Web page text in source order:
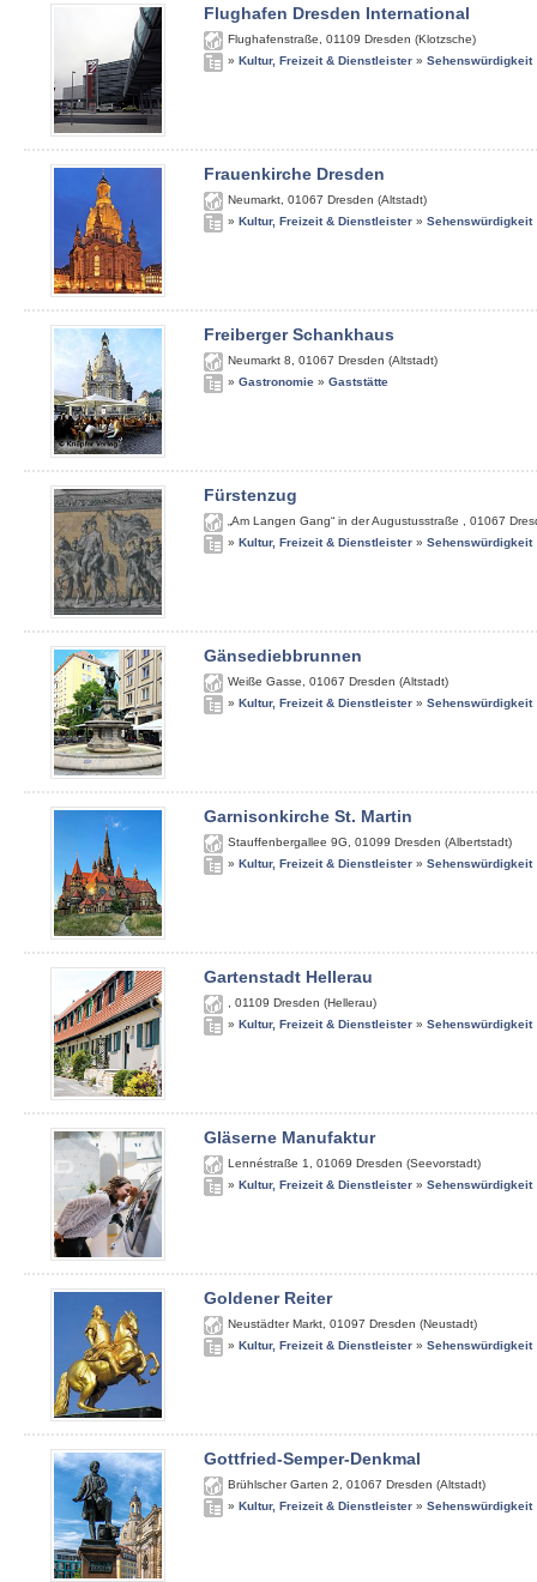
Flughafen Dresden International
Flughafenstraße 01109 Dresden (Klotzsche)
» Kultur, Freizeit & Dienstleister » Sehenswürdigkeit
Frauenkirche Dresden
Neumarkt 01067 Dresden (Altstadt)
» Kultur, Freizeit & Dienstleister » Sehenswürdigkeit
Freiberger Schankhaus
Neumarkt 8 01067 Dresden (Altstadt)
» Gastronomie » Gaststätte
Fürstenzug
„Am Langen Gang“ in der Augustusstraße 01067
» Kultur, Freizeit & Dienstleister » Sehenswürdigkeit
Gänsediebbrunnen
Weiße Gasse 01067 Dresden (Altstadt)
» Kultur, Freizeit & Dienstleister » Sehenswürdigkeit
Garnisonkirche St. Martin
Stauffenbergallee 9G 01099 Dresden (Albertstadt)
» Kultur, Freizeit & Dienstleister » Sehenswürdigkeit
Gartenstadt Hellerau
01109 Dresden (Hellerau)
» Kultur, Freizeit & Dienstleister » Sehenswürdigkeit
Gläserne Manufaktur
Lennéstraße 1 01069 Dresden (Seevorstadt)
» Kultur, Freizeit & Dienstleister » Sehenswürdigkeit
Goldener Reiter
Neustädter Markt 01097 Dresden (Neustadt)
» Kultur, Freizeit & Dienstleister » Sehenswürdigkeit
Gottfried-Semper-Denkmal
Brühlscher Garten 2 01067 Dresden (Altstadt)
» Kultur, Freizeit & Dienstleister » Sehenswürdigkeit